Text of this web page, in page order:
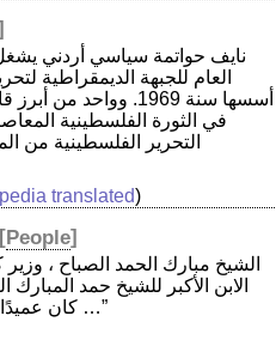
العام للجبهة الديمقراطية
أسسها سنة 1969. وواحد
في الثورة الفلسطينية
التحرير الفلسطينية من
translated)
[People]
الابن الأكبر للشيخ حمد المبارك
كان عميدًا للأسرة الحاكمة …”